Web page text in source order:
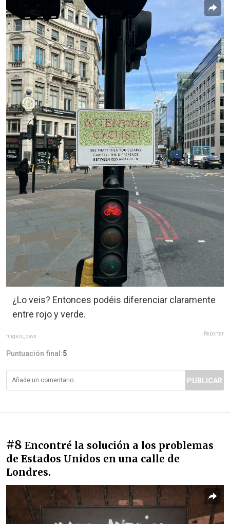
¿Lo veis? Entonces podéis diferenciar claramente
entre rojo y verde.
fingals_cave Reportar
Puntuación final:5
PUBLICAR
#8 Encontré la solución a los problemas
de Estados Unidos en una calle de
Londres.